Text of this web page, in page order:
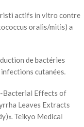
actifs in vitro contre
oralis/mitis) a
de bactéries
cutanées.
Bacterial Effects of
Leaves Extracts
Teikyo Medical